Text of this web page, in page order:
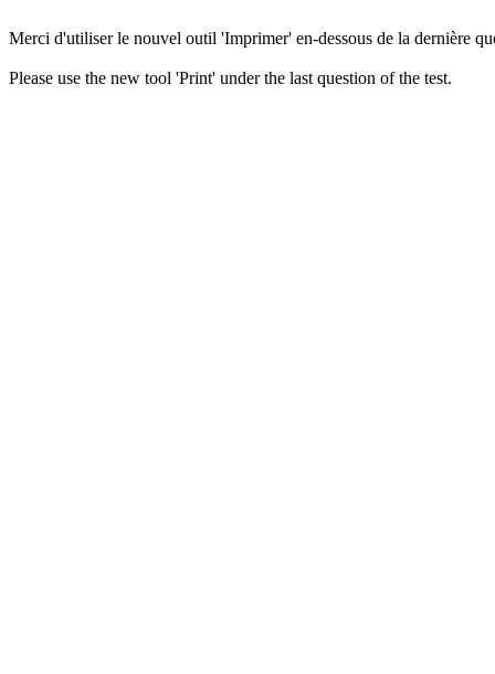
Merci d'utiliser le nouvel outil 'Imprimer' en-dessous de la dernière
Please use the new tool 'Print' under the last question of the test.